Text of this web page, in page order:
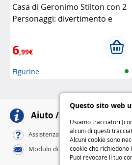
Questo sito web
Usiamo tracciatori
alcuni di questi
Alcuni cookie sono
cookie che richiedono
Puoi revocare il tuo
Casa di Geronimo Stilton con 2
Personaggi: divertimento e
6,99€
Figurine
Aiuto / Contatti
Assistenza online / FAQ
Modulo di contatto